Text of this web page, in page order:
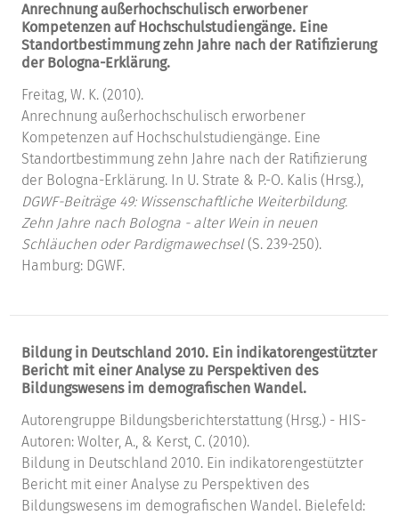
Anrechnung außerhochschulisch erworbener
Kompetenzen auf Hochschulstudiengänge. Eine
Standortbestimmung zehn Jahre nach der Ratifizierung
der Bologna-Erklärung.
Freitag, W. K. (2010).
Anrechnung außerhochschulisch erworbener
Kompetenzen auf Hochschulstudiengänge. Eine
Standortbestimmung zehn Jahre nach der Ratifizierung
der Bologna-Erklärung. In U. Strate & P.-O. Kalis (Hrsg.),
DGWF-Beiträge 49: Wissenschaftliche Weiterbildung.
Zehn Jahre nach Bologna - alter Wein in neuen
Schläuchen oder Pardigmawechsel(S. 239-250).
Hamburg: DGWF.
Bildung in Deutschland 2010. Ein indikatorengestützter
Bericht mit einer Analyse zu Perspektiven des
Bildungswesens im demografischen Wandel.
Autorengruppe Bildungsberichterstattung (Hrsg.) - HIS-
Autoren: Wolter, A., & Kerst, C. (2010).
Bildung in Deutschland 2010. Ein indikatorengestützter
Bericht mit einer Analyse zu Perspektiven des
Bildungswesens im demografischen Wandel. Bielefeld: